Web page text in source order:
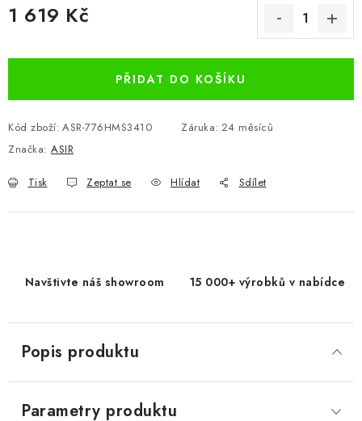
1 619 Kč
PŘIDAT DO KOŠÍKU
Kód zboží: ASR-776HMS3410 Záruka: 24 měsíců
Značka: ASIR
Tisk Zeptat se Hlídat Sdílet
Navštivte náš showroom 15 000+ výrobků v nabídce
Popis produktu
Parametry produktu